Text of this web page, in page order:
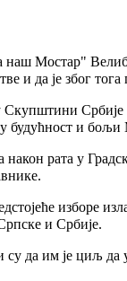
наш Мостар"
и да је због
будућност и бољи
рата у
изборе
и Србије.
да им је циљ да